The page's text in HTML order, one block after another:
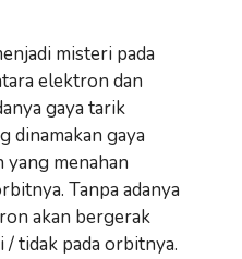
misteri pada
elektron dan
gaya tarik
dinamakan gaya
menahan
Tanpa adanya
akan bergerak
tidak pada orbitnya.